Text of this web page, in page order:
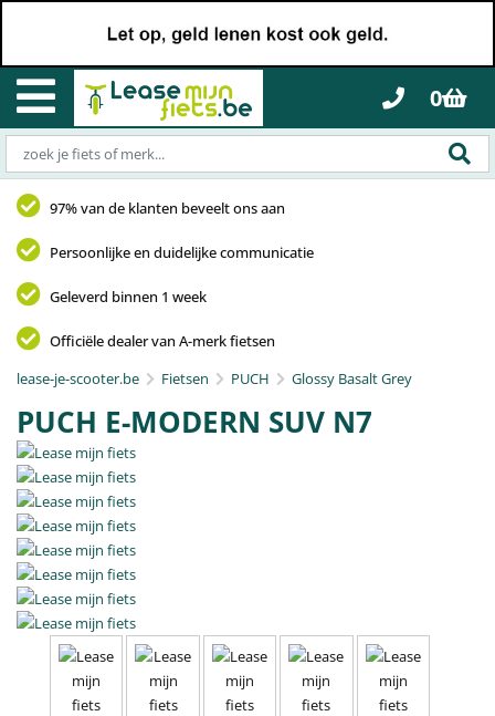
0
97% van de klanten beveelt ons aan
Persoonlijke en duidelijke communicatie
Geleverd binnen 1 week
Officiële dealer van A-merk fietsen
lease-je-scooter.be
Fietsen PUCH Glossy Basalt Grey
PUCH E-MODERN SUV N7